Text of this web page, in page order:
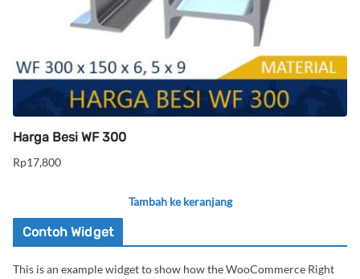
Harga Besi WF 300
Rp17,800
Tambah ke keranjang
Contoh Widget
This is an example widget to show how the WooCommerce Right